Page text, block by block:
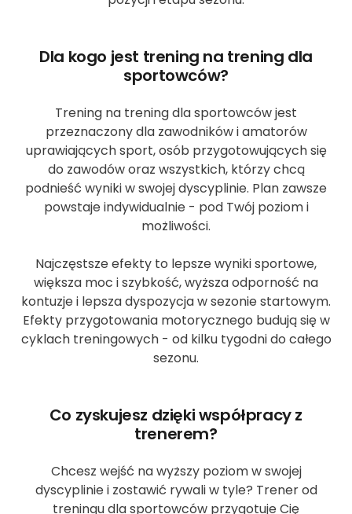
Dla kogo jest trening na trening dla
sportowców?
Trening na trening dla sportowców jest
przeznaczony dla zawodników i amatorów
uprawiających sport, osób przygotowujących się
do zawodów oraz wszystkich, którzy chcą
podnieść wyniki w swojej dyscyplinie. Plan zawsze
powstaje indywidualnie - pod Twój poziom i
możliwości.
Najczęstsze efekty to lepsze wyniki sportowe,
większa moc i szybkość, wyższa odporność na
kontuzje i lepsza dyspozycja w sezonie startowym.
Efekty przygotowania motorycznego budują się w
cyklach treningowych - od kilku tygodni do całego
sezonu.
Co zyskujesz dzięki współpracy z
trenerem?
Chcesz wejść na wyższy poziom w swojej
dyscyplinie i zostawić rywali w tyle? Trener od
treningu dla sportowców przygotuje Cię